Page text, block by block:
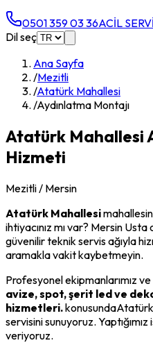
0501 359 03 36ACİL
Dil seç
Ana Sayfa
/Mezitli
/Atatürk Mahallesi
/Aydınlatma Montajı
Atatürk Mahallesi
Hizmeti
Mezitli / Mersin
Atatürk Mahallesi
ihtiyacınız mı var? Mersin Usta
güvenilir teknik servis ağıyla
aramakla vakit kaybetmeyin.
Profesyonel ekipmanlarımız
avize, spot, şerit led ve
hizmetleri.konusunda
servisini sunuyoruz. Yaptığımız
veriyoruz.